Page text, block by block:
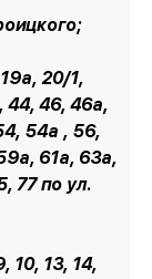
20/1,
44, 46, 46а,
54а , 56,
61а, 63а,
77 по ул.
10, 13, 14,